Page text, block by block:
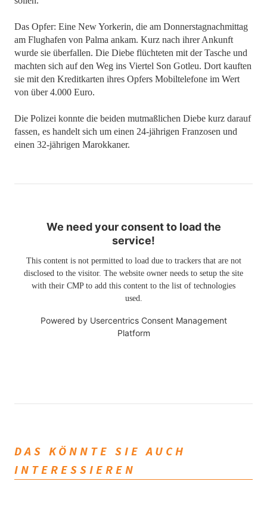
Das Opfer: Eine New Yorkerin, die am Donnerstagnachmittag
am Flughafen von Palma ankam. Kurz nach ihrer Ankunft
wurde sie überfallen. Die Diebe flüchteten mit der Tasche und
machten sich auf den Weg ins Viertel Son Gotleu. Dort kauften
sie mit den Kreditkarten ihres Opfers Mobiltelefone im Wert
von über 4.000 Euro.
Die Polizei konnte die beiden mutmaßlichen Diebe kurz darauf
fassen, es handelt sich um einen 24-jährigen Franzosen und
einen 32-jährigen Marokkaner.
We need your consent to load the
service!
This content is not permitted to load due to trackers that are not
disclosed to the visitor. The website owner needs to setup the site
with their CMP to add this content to the list of technologies
used.
Powered by Usercentrics Consent Management
Platform
DAS KÖNNTE SIE AUCH
INTERESSIEREN